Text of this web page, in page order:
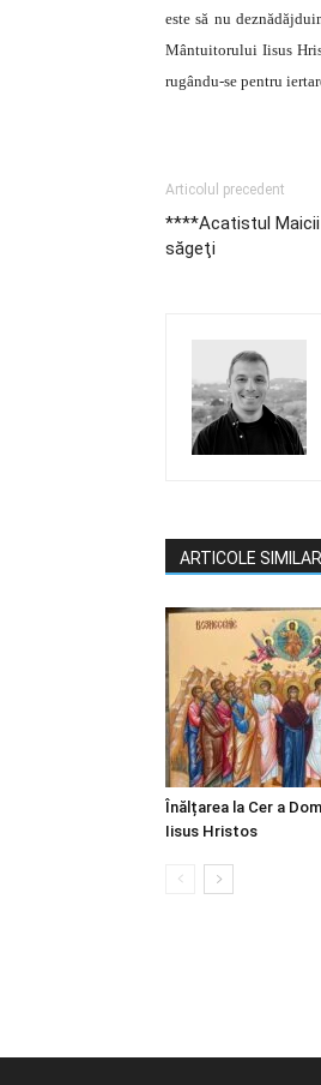
este să nu
Mântuitorului Iisus
rugându-se pentru
Articolul precedent
****Acatistul Maicii
săgeţi
ARTICOLE
Înălțarea la Cer a
Iisus Hristos